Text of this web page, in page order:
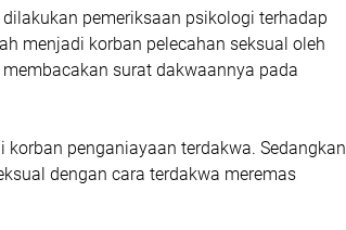
pemeriksaan psikologi terhadap
menjadi korban pelecahan seksual oleh
surat dakwaannya pada
korban penganiayaan terdakwa. Sedangkan
dengan cara terdakwa meremas